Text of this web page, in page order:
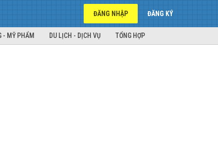
ĐĂNG NHẬP ĐĂNG KÝ
- MỸ PHẨM DU LỊCH - DỊCH VỤ TỔNG HỢP